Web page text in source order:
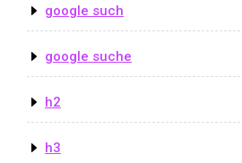
google such
google suche
h2
h3